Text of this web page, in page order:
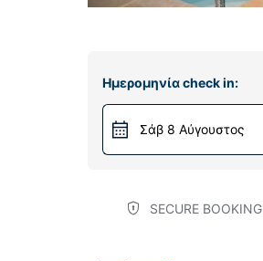
Ημερομηνία check in:
Σάβ 8 Αύγουστος
SECURE